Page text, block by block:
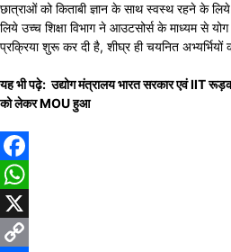
छात्राओं को किताबी ज्ञान के साथ स्वस्थ रहने के
लिये उच्च शिक्षा विभाग ने आउटसोर्स के माध्यम से
प्रक्रिया शुरू कर दी है, शीघ्र ही चयनित अभ्यर्भियों
यह भी पढ़े: उद्योग मंत्रालय भारत सरकार एवं IIT
को लेकर MOU हुआ
Facebook
WhatsApp
X